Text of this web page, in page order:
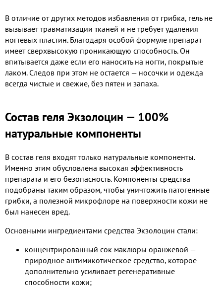
В отличие от других методов избавления от грибка, гель не
вызывает травматизации тканей и не требует удаления
ногтевых пластин. Благодаря особой формуле препарат
имеет сверхвысокую проникающую способность. Он
впитывается даже если его наносить на ногти, покрытые
лаком. Следов при этом не остается — носочки и одежда
всегда чистые и свежие, без пятен и запаха.
Состав геля Экзолоцин — 100%
натуральные компоненты
В состав геля входят только натуральные компоненты.
Именно этим обусловлена высокая эффективность
препарата и его безопасность. Компоненты средства
подобраны таким образом, чтобы уничтожить патогенные
грибки, а полезной микрофлоре на поверхности кожи не
был нанесен вред.
Основными ингредиентами средства Экзолоцин стали:
концентрированный сок маклюры оранжевой —
природное антимикотическое средство, которое
дополнительно усиливает регенеративные
способности кожи;